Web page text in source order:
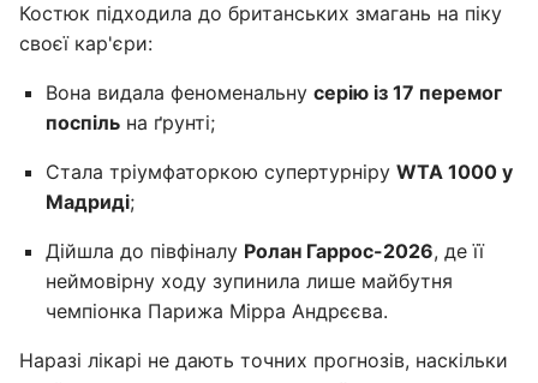
Костюк підходила до британських змагань на піку
своєї кар'єри:
Вона видала феноменальну серію із 17 перемог
поспіль на ґрунті;
Стала тріумфаторкою супертурніру WTA 1000 у
Мадриді;
Дійшла до півфіналу Ролан Гаррос-2026, де її
неймовірну ходу зупинила лише майбутня
чемпіонка Парижа Мірра Андрєєва.
Наразі лікарі не дають точних прогнозів, наскільки